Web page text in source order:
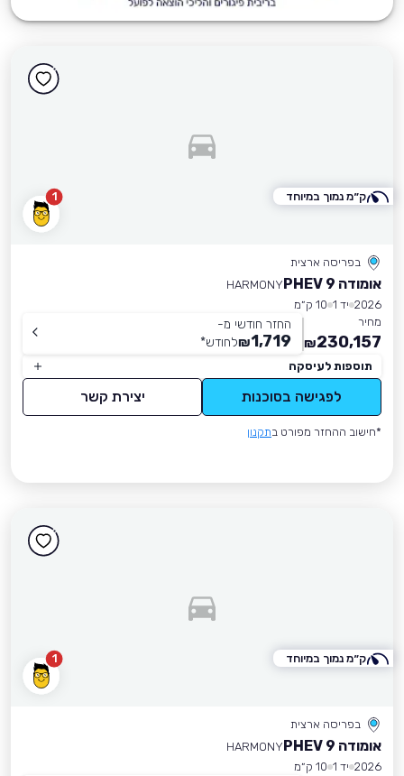
1
בפריסה ארצית
אומודה 9 PHEV
HARMONY
2026 יד 1
10 ק״מ
מחיר
230,157
₪
החזר חודשי מ-
1,719
₪לחודש*
תוספות לעיסקה
לפגישה בסוכנות יצירת קשר
*חישוב ההחזר מפורט בתקנון
ק״מ נמוך במיוחד
1
בפריסה ארצית
אומודה 9 PHEV
HARMONY
2026 יד 1
10 ק״מ
ק״מ נמוך במיוחד